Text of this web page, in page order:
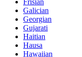
Frisian
Galician
Georgian
Gujarati
Haitian
Hausa
Hawaiian